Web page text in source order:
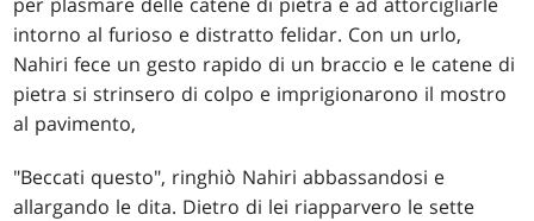
intorno al furioso e distratto felidar. Con un urlo,
Nahiri fece un gesto rapido di un braccio e le catene di
pietra si strinsero di colpo e imprigionarono il mostro
al pavimento,
"Beccati questo", ringhiò Nahiri abbassandosi e
allargando le dita. Dietro di lei riapparvero le sette